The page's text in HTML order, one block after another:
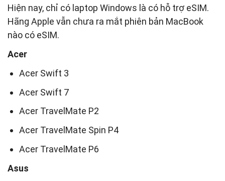
Hiện nay, chỉ có laptop Windows là có hỗ trợ eSIM.
Hãng Apple vẫn chưa ra mắt phiên bản MacBook
nào có eSIM.
Acer
Acer Swift 3
Acer Swift 7
Acer TravelMate P2
Acer TravelMate Spin P4
Acer TravelMate P6
Asus